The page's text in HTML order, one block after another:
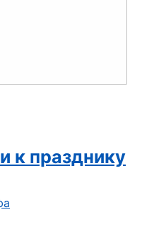
к празднику